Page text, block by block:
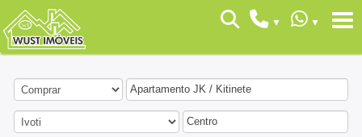
Apartamento JK / Kitinete
Centro